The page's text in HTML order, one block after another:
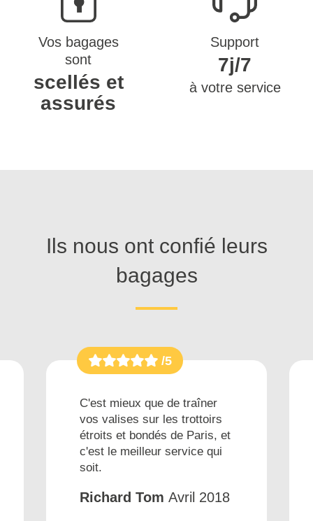
Vos bagages
sont
scellés et
assurés
Support
7j/7
à votre service
Ils nous ont confié leurs
bagages
/5
C'est mieux que de traîner
vos valises sur les trottoirs
étroits et bondés de Paris, et
c'est le meilleur service qui
soit.
Richard Tom Avril 2018